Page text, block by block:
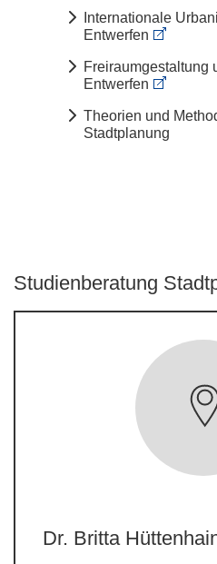
Internationale
Entwerfen
Freiraumgestaltung
Entwerfen
Theorien und
Stadtplanung
Studienberatung
Dr. Britta